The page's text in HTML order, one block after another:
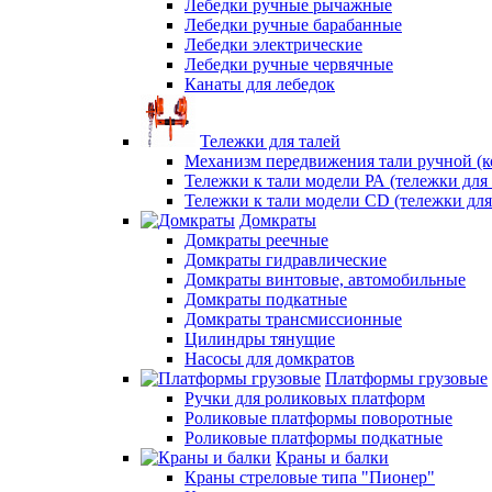
Лебедки ручные рычажные
Лебедки ручные барабанные
Лебедки электрические
Лебедки ручные червячные
Канаты для лебедок
Тележки для талей
Механизм передвижения тали ручной
Тележки к тали модели РА (тележки для
Тележки к тали модели CD (тележки
Домкраты
Домкраты реечные
Домкраты гидравлические
Домкраты винтовые, автомобильные
Домкраты подкатные
Домкраты трансмиссионные
Цилиндры тянущие
Насосы для домкратов
Платформы грузовые
Ручки для роликовых платформ
Роликовые платформы поворотные
Роликовые платформы подкатные
Краны и балки
Краны стреловые типа "Пионер"